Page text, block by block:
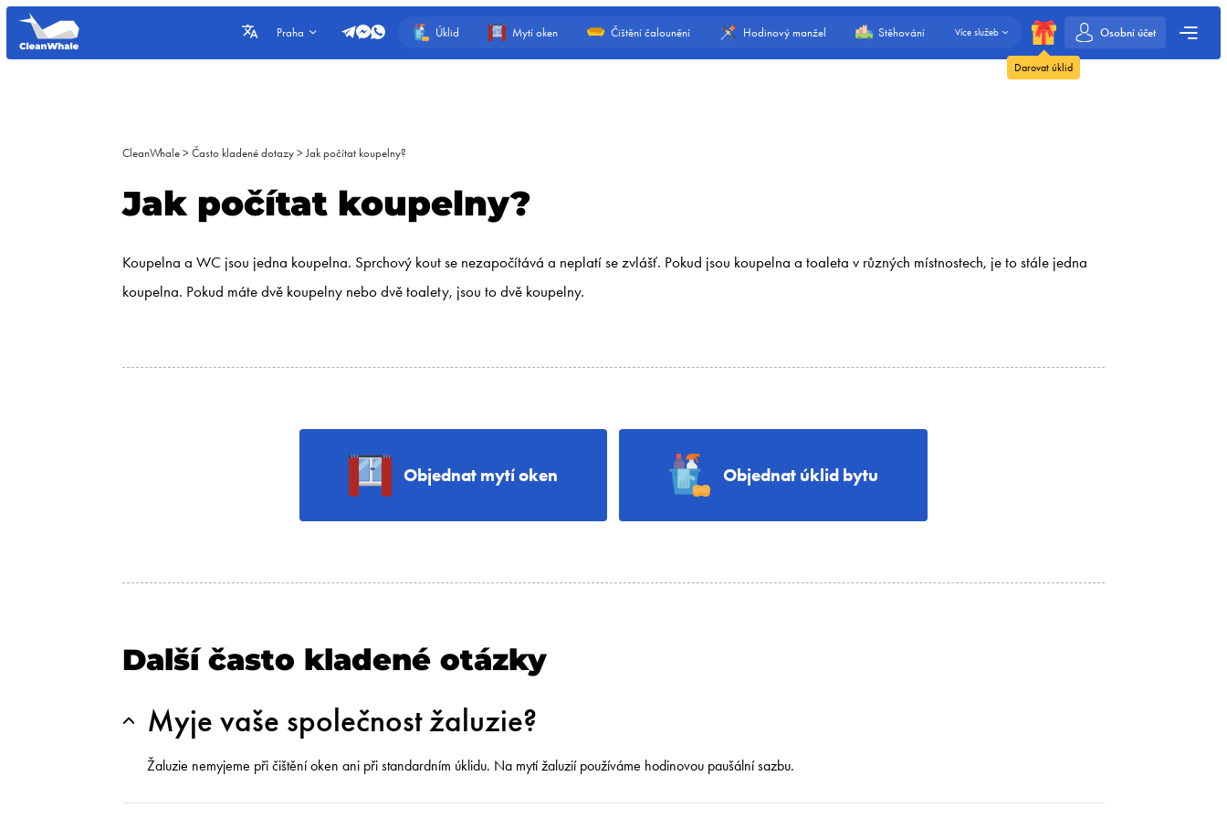
Praha Úklid Mytí oken Čištění čalounění Hodinový manžel Stěhování Více služeb
Darovat úklid
Osobní účet
CleanWhale >Často kladené dotazy >Jak počítat koupelny?
Jak počítat koupelny?
Koupelna a WC jsou jedna koupelna. Sprchový kout se nezapočítává a neplatí se zvlášť. Pokud jsou koupelna a toaleta v různých místnostech, je to stále jedna
koupelna. Pokud máte dvě koupelny nebo dvě toalety, jsou to dvě koupelny.
Objednat mytí oken Objednat úklid bytu
Další často kladené otázky
Myje vaše společnost žaluzie?
Žaluzie nemyjeme při čištění oken ani při standardním úklidu. Na mytí žaluzií používáme hodinovou paušální sazbu.